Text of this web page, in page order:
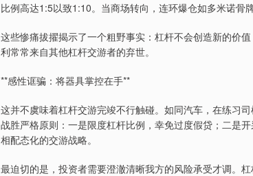
比例高达1:5以致1:10。当商场转向，连环爆仓如多米诺骨
这些惨痛拔擢揭示了一个粗野事实：杠杆不会创造新的价
利常常来自其他杠杆交游者的弃世。
**感性诓骗：将器具掌控在手**
这并不虞味着杠杆交游完竣不行触碰。如同汽车，在练习
战胜严格原则：一是限度杠杆比例，幸免过度假贷；二是
相配态化的交游战略。
最迫切的是，投资者需要澄澈清晰我方的风险承受才调。